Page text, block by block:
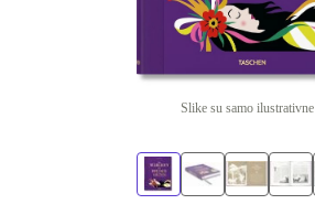
Slike su samo ilustrativne